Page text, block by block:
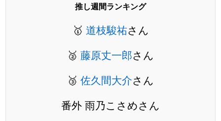
推し週間ランキング
🥇 道枝駿祐さん
🥈 藤原丈一郎さん
🥉 佐久間大介さん
番外 雨乃こさめさん